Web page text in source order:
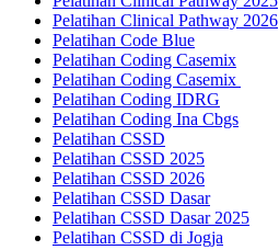
Pelatihan Clinical Pathway 2026
Pelatihan Code Blue
Pelatihan Coding Casemix
Pelatihan Coding Casemix
Pelatihan Coding IDRG
Pelatihan Coding Ina Cbgs
Pelatihan CSSD
Pelatihan CSSD 2025
Pelatihan CSSD 2026
Pelatihan CSSD Dasar
Pelatihan CSSD Dasar 2025
Pelatihan CSSD di Jogja